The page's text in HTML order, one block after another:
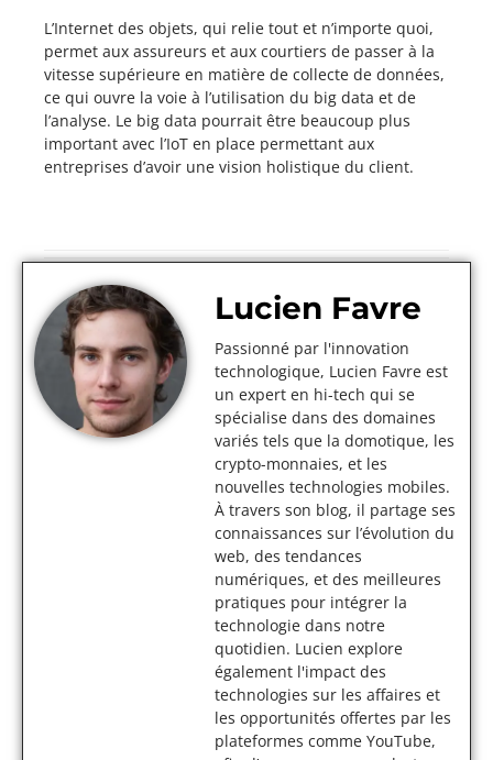
L’Internet des objets, qui relie tout et n’importe quoi,
permet aux assureurs et aux courtiers de passer à la
vitesse supérieure en matière de collecte de données,
ce qui ouvre la voie à l’utilisation du big data et de
l’analyse. Le big data pourrait être beaucoup plus
important avec l’IoT en place permettant aux
entreprises d’avoir une vision holistique du client.
Lucien Favre
Passionné par l'innovation
technologique, Lucien Favre est
un expert en hi-tech qui se
spécialise dans des domaines
variés tels que la domotique, les
crypto-monnaies, et les
nouvelles technologies mobiles.
À travers son blog, il partage ses
connaissances sur l’évolution du
web, des tendances
numériques, et des meilleures
pratiques pour intégrer la
technologie dans notre
quotidien. Lucien explore
également l'impact des
technologies sur les affaires et
les opportunités offertes par les
plateformes comme YouTube,